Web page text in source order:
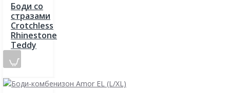
Боди со
стразами
Crotchless
Rhinestone
Teddy